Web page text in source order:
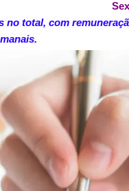
no total, com